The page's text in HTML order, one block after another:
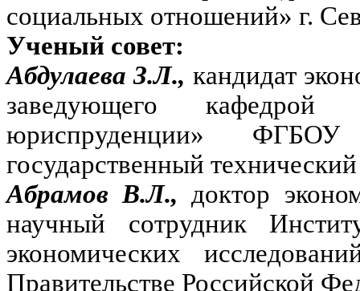
социальных отношений» г.
Ученый совет:
Абдулаева З.Л., кандидат
заведующего
юриспруденции»
государственный
Абрамов В.Л.,доктор
научный сотрудник
экономических
Правительстве Российской